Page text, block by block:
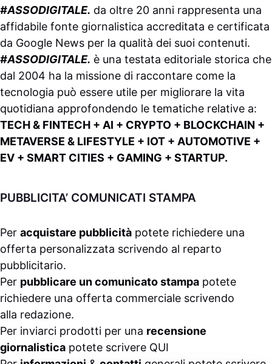
#ASSODIGITALE. da oltre 20 anni rappresenta una
affidabile fonte giornalistica accreditata e certificata
da Google News per la qualità dei suoi contenuti.
#ASSODIGITALE. è una testata editoriale storica che
dal 2004 ha la missione di raccontare come la
tecnologia può essere utile per migliorare la vita
quotidiana approfondendo le tematiche relative a:
TECH & FINTECH + AI + CRYPTO + BLOCKCHAIN +
METAVERSE & LIFESTYLE + IOT + AUTOMOTIVE +
EV + SMART CITIES + GAMING + STARTUP.
PUBBLICITA’ COMUNICATI STAMPA
Per acquistare pubblicità potete richiedere una
offerta personalizzata scrivendo al reparto
pubblicitario.
Per pubblicare un comunicato stampa potete
richiedere una offerta commerciale scrivendo
alla redazione.
Per inviarci prodotti per una recensione
giornalistica potete scrivere QUI